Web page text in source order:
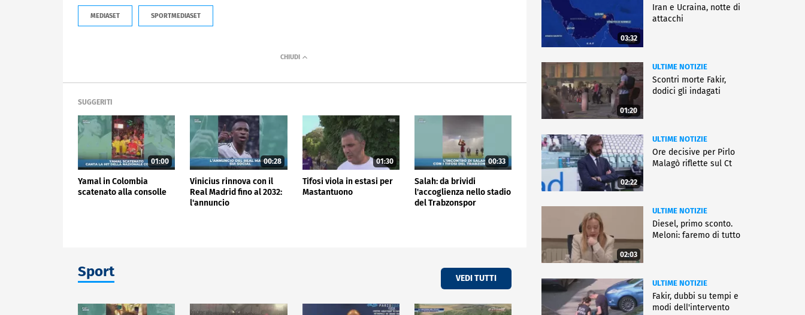
MEDIASET SPORTMEDIASET
SUGGERITI
01:00
Yamal in Colombia
scatenato alla consolle
00:28
Vinicius rinnova con il
Real Madrid fino al 2032:
l'annuncio
01:30
Tifosi viola in estasi per
Mastantuono
00:33
Salah: da brividi
l'accoglienza nello stadio
del Trabzonspor
Sport VEDI TUTTI
03:32
Iran e Ucraina, notte di
attacchi
01:20
ULTIME NOTIZIE
Scontri morte Fakir,
dodici gli indagati
02:22
ULTIME NOTIZIE
Ore decisive per Pirlo
Malagò riflette sul Ct
02:03
ULTIME NOTIZIE
Diesel, primo sconto.
Meloni: faremo di tutto
ULTIME NOTIZIE
Fakir, dubbi su tempi e
modi dell'intervento